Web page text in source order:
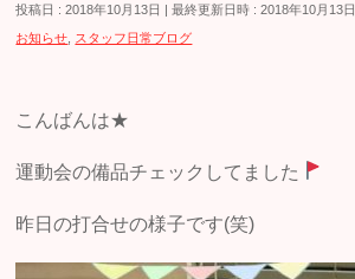
投稿日 : 2018年10月13日 最終更新日時 : 2018年10月13日
お知らせ スタッフ日常ブログ
こんばんは★
運動会の備品チェックしてました
昨日の打合せの様子です(笑)